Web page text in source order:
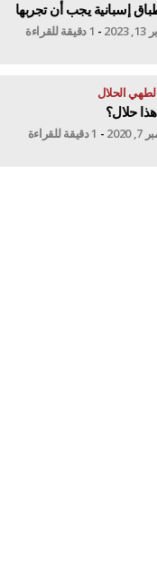
- 1 دقيقة للقراءة
الحلال
حلال؟
- 1 دقيقة للقراءة